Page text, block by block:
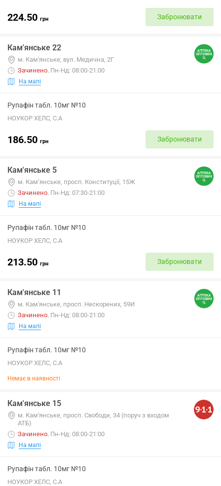
224.50 грн Забронювати
Кам'янське 22
м. Кам'янське, вул. Медична, 2Г
Зачинено. Пн-Нд: 08:00-21:00
На мапі
Рупафін табл. 10мг №10
НОУКОР ХЕЛС, С.А
186.50 грн Забронювати
Кам'янське 5
м. Кам’янське, просп. Конституції, 15Ж
Зачинено. Пн-Нд: 07:30-21:00
На мапі
Рупафін табл. 10мг №10
НОУКОР ХЕЛС, С.А
213.50 грн Забронювати
Кам'янське 11
м. Кам'янське, просп. Нескорених, 59И
Зачинено. Пн-Нд: 08:00-21:00
На мапі
Рупафін табл. 10мг №10
НОУКОР ХЕЛС, С.А
Немає в наявності
Кам'янське 15
м. Кам'янське, просп. Свободи, 34 (поруч з входом
АТБ)
Зачинено. Пн-Нд: 08:00-21:00
На мапі
Рупафін табл. 10мг №10
НОУКОР ХЕЛС, С.А